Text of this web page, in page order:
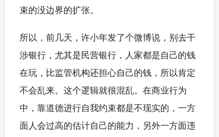
束的没边界的扩张。
所以，前几天，许小年发了个微博说，别去干
涉银行，尤其是民营银行，人家都是自己的钱
在玩，比监管机构还担心自己的钱，所以肯定
不会乱来。这个逻辑就很混乱。在商业行为
中，靠道德进行自我约束都是不现实的，一方
面人会过高的估计自己的能力，另外一方面违